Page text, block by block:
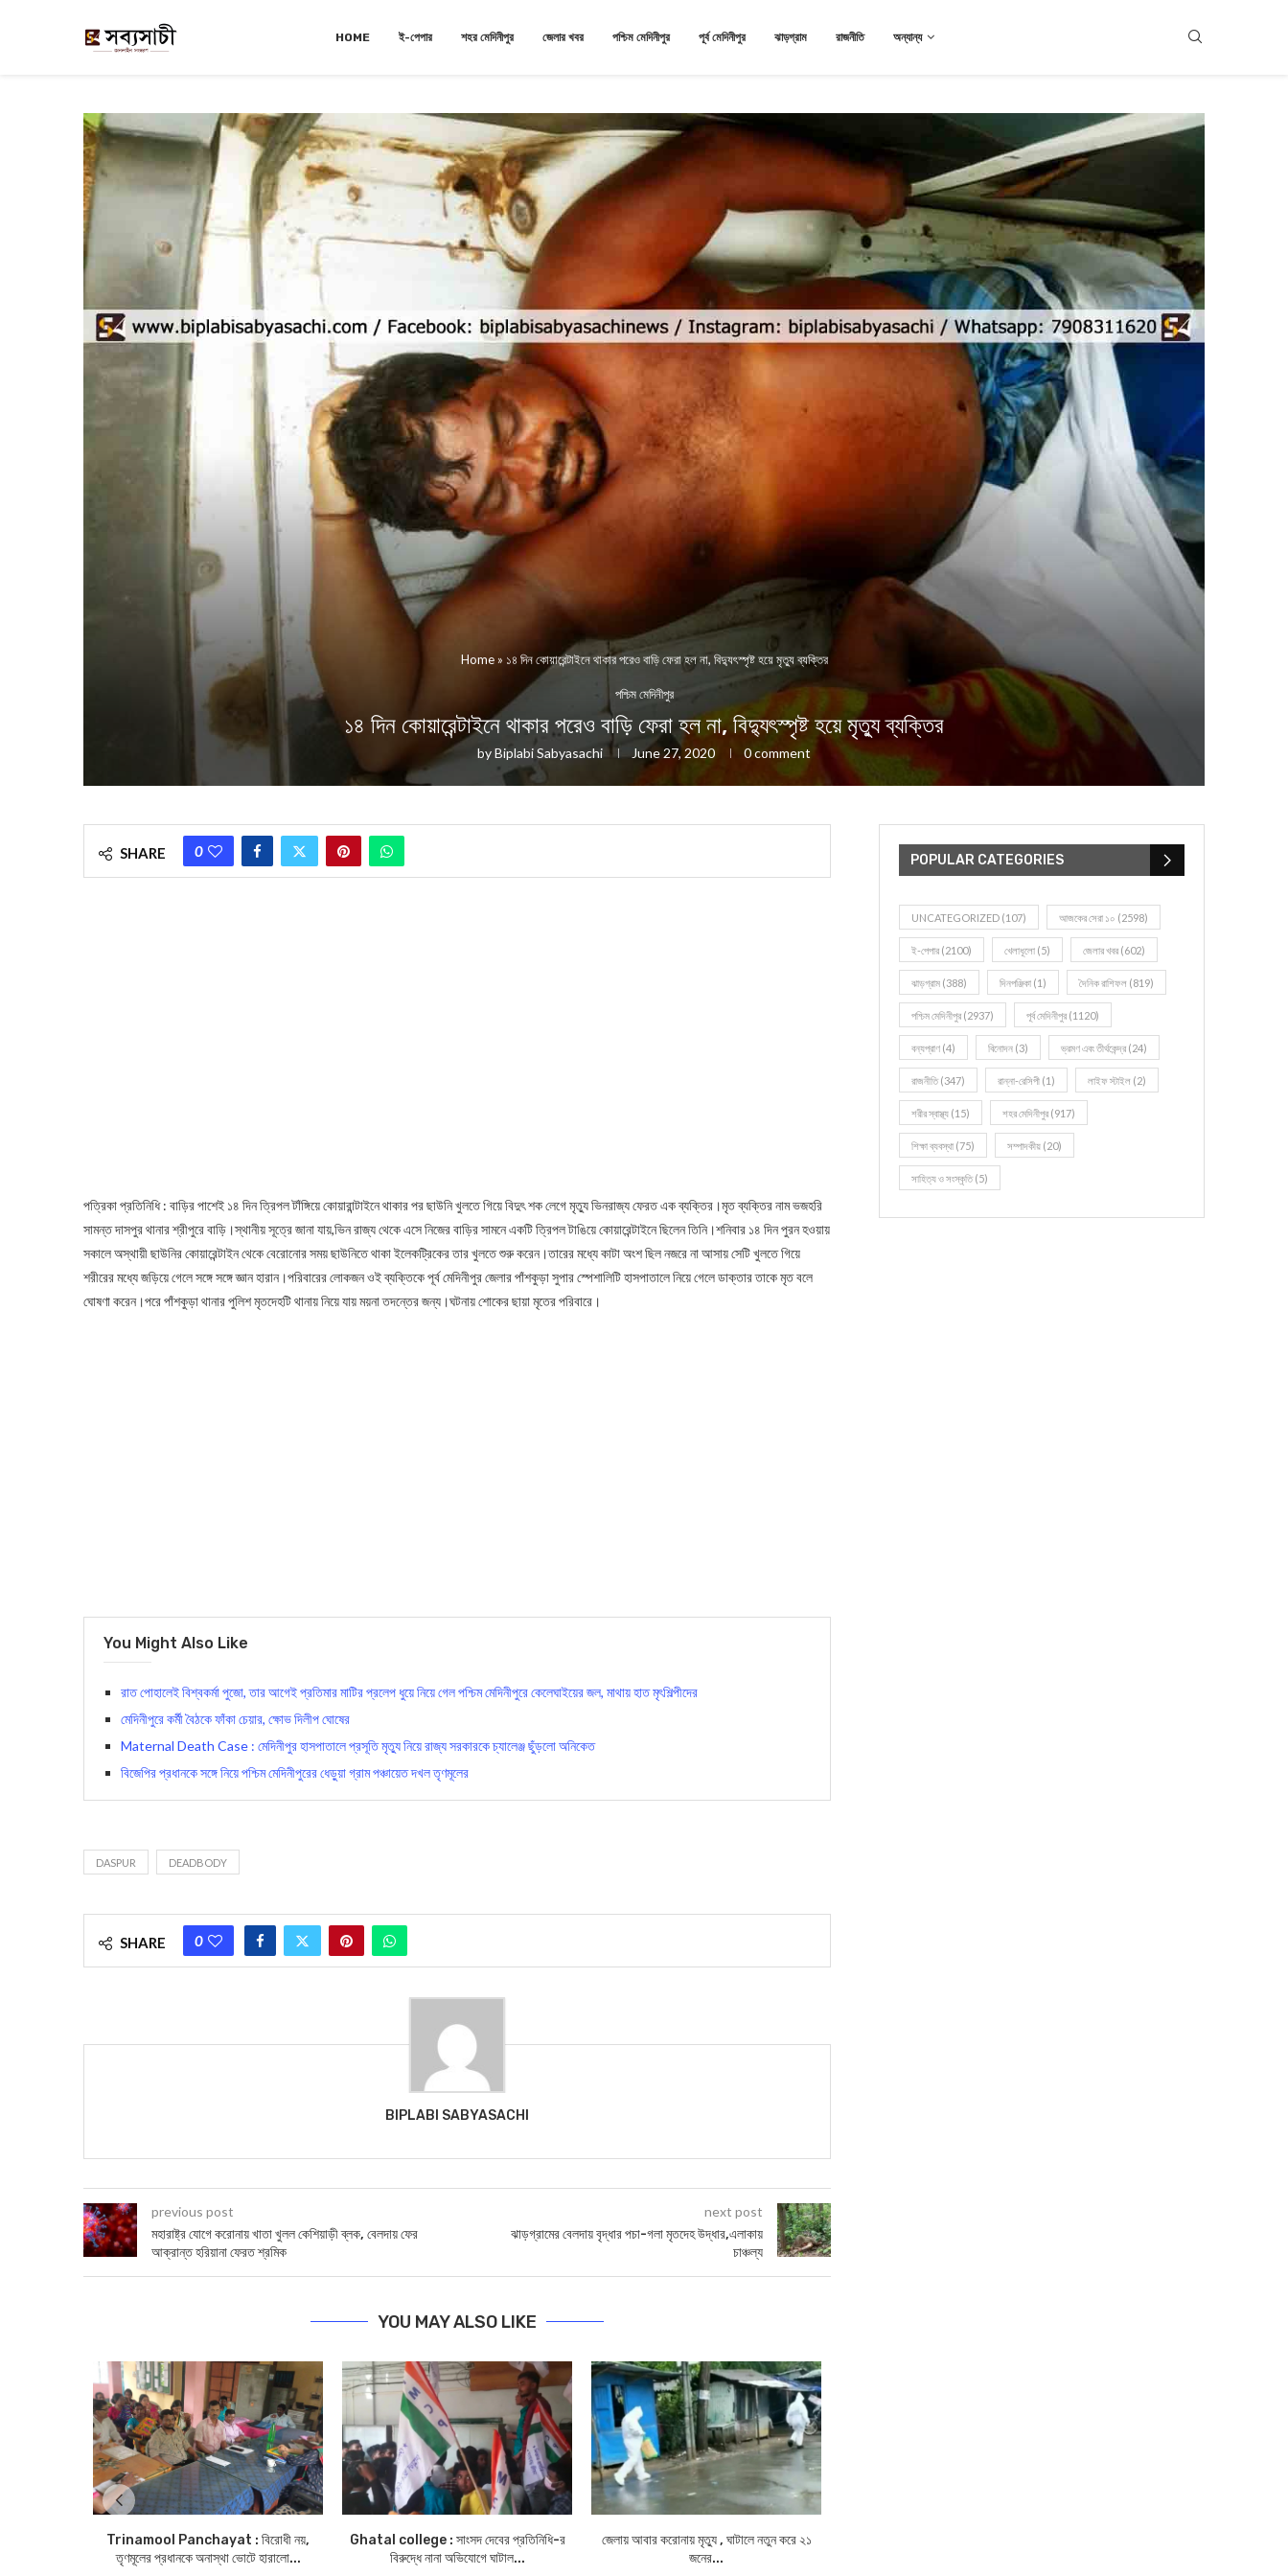
HOME ই-পেপার শহর মেদিনীপুর জেলার খবর পশ্চিম মেদিনীপুর পূর্ব মেদিনীপুর ঝাড়গ্রাম রাজনীতি অন্যান্য
Home» ১৪ দিন কোয়ারেন্টাইনে থাকার পরেও বাড়ি ফেরা হল না, বিদ্যুৎস্পৃষ্ট হয়ে মৃত্যু ব্যক্তির
পশ্চিম মেদিনীপুর
১৪ দিন কোয়ারেন্টাইনে থাকার পরেও বাড়ি ফেরা হল না, বিদ্যুৎস্পৃষ্ট হয়ে মৃত্যু ব্যক্তির
byBiplabi Sabyasachi June 27, 2020 0 comment
SHARE 0
পত্রিকা প্রতিনিধি : বাড়ির পাশেই ১৪ দিন ত্রিপল টাঁঙ্গিয়ে কোয়ারান্টাইনে থাকার পর ছাউনি খুলতে গিয়ে বিদুৎ শক লেগে মৃত্যু ভিনরাজ্য ফেরত এক ব্যক্তির।মৃত ব্যক্তির নাম ভজহরি
সামন্ত দাসপুর থানার শ্রীপুরে বাড়ি।স্থানীয় সূত্রে জানা যায়,ভিন রাজ্য থেকে এসে নিজের বাড়ির সামনে একটি ত্রিপল টাঙিয়ে কোয়ারেন্টাইনে ছিলেন তিনি।শনিবার ১৪ দিন পুরন হওয়ায়
সকালে অস্থায়ী ছাউনির কোয়ারেন্টাইন থেকে বেরোনোর সময় ছাউনিতে থাকা ইলেকট্রিকের তার খুলতে শুরু করেন।তারের মধ্যে কাটা অংশ ছিল নজরে না আসায় সেটি খুলতে গিয়ে
শরীরের মধ্যে জড়িয়ে গেলে সঙ্গে সঙ্গে জ্ঞান হারান।পরিবারের লোকজন ওই ব্যক্তিকে পূর্ব মেদিনীপুর জেলার পাঁশকুড়া সুপার স্পেশালিটি হাসপাতালে নিয়ে গেলে ডাক্তার তাকে মৃত বলে
ঘোষণা করেন।পরে পাঁশকুড়া থানার পুলিশ মৃতদেহটি থানায় নিয়ে যায় ময়না তদন্তের জন্য।ঘটনায় শোকের ছায়া মৃতের পরিবারে।
You Might Also Like
রাত পোহালেই বিশ্বকর্মা পুজো, তার আগেই প্রতিমার মাটির প্রলেপ ধুয়ে নিয়ে গেল পশ্চিম মেদিনীপুরে কেলেঘাইয়ের জল, মাথায় হাত মৃৎশিল্পীদের
মেদিনীপুরে কর্মী বৈঠকে ফাঁকা চেয়ার, ক্ষোভ দিলীপ ঘোষের
Maternal Death Case : মেদিনীপুর হাসপাতালে প্রসূতি মৃত্যু নিয়ে রাজ্য সরকারকে চ্যালেঞ্জ ছুঁড়লো অনিকেত
বিজেপির প্রধানকে সঙ্গে নিয়ে পশ্চিম মেদিনীপুরের ধেড়ুয়া গ্রাম পঞ্চায়েত দখল তৃণমূলের
DASPUR DEADBODY
SHARE 0
BIPLABI SABYASACHI
previous post
মহারাষ্ট্র যোগে করোনায় খাতা খুলল কেশিয়াড়ী ব্লক, বেলদায় ফের
আক্রান্ত হরিয়ানা ফেরত শ্রমিক
next post
ঝাড়গ্রামের বেলদায় বৃদ্ধার পচা-গলা মৃতদেহ উদ্ধার,এলাকায়
চাঞ্চল্য
YOU MAY ALSO LIKE
Trinamool Panchayat : বিরোধী নয়,
তৃণমূলের প্রধানকে অনাস্থা ভোটে হারালো...
Ghatal college : সাংসদ দেবের প্রতিনিধি-র
বিরুদ্ধে নানা অভিযোগে ঘাটাল...
জেলায় আবার করোনায় মৃত্যু , ঘাটালে নতুন করে ২১
জনের...
POPULAR CATEGORIES
UNCATEGORIZED (107) আজকের সেরা ১০ (2598)
ই-পেপার (2100) খেলাধূলো (5) জেলার খবর (602)
ঝাড়গ্রাম (388) দিনপঞ্জিকা (1) দৈনিক রাশিফল (819)
পশ্চিম মেদিনীপুর (2937) পূর্ব মেদিনীপুর (1120)
বন্যপ্রাণ (4) বিনোদন (3) ভ্রমণ এবং তীর্থকেন্দ্র (24)
রাজনীতি(347) রান্না-রেসিপী (1) লাইফ স্টাইল (2)
শরীর স্বাস্থ্য (15) শহর মেদিনীপুর (917)
শিক্ষা ব্যবস্থা (75) সম্পাদকীয় (20)
সাহিত্য ও সংস্কৃতি(5)